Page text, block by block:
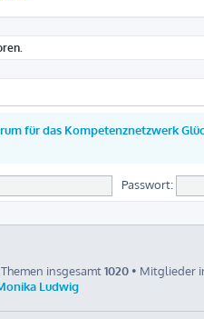
für das Kompetenznetzwerk
Passwort:
Themen insgesamt1020 • Mitglieder
Ludwig